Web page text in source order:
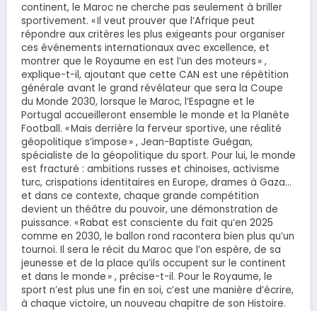
continent, le Maroc ne cherche pas seulement à briller
sportivement. « Il veut prouver que l’Afrique peut
répondre aux critères les plus exigeants pour organiser
ces événements internationaux avec excellence, et
montrer que le Royaume en est l’un des moteurs » ,
explique-t-il, ajoutant que cette CAN est une répétition
générale avant le grand révélateur que sera la Coupe
du Monde 2030, lorsque le Maroc, l’Espagne et le
Portugal accueilleront ensemble le monde et la Planète
Football. « Mais derrière la ferveur sportive, une réalité
géopolitique s’impose » , Jean-Baptiste Guégan,
spécialiste de la géopolitique du sport. Pour lui, le monde
est fracturé : ambitions russes et chinoises, activisme
turc, crispations identitaires en Europe, drames à Gaza…
et dans ce contexte, chaque grande compétition
devient un théâtre du pouvoir, une démonstration de
puissance. « Rabat est consciente du fait qu’en 2025
comme en 2030, le ballon rond racontera bien plus qu’un
tournoi. Il sera le récit du Maroc que l’on espère, de sa
jeunesse et de la place qu’ils occupent sur le continent
et dans le monde » , précise-t-il. Pour le Royaume, le
sport n’est plus une fin en soi, c’est une manière d’écrire,
à chaque victoire, un nouveau chapitre de son Histoire.